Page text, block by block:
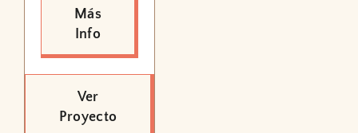
Más
Info
Ver
Proyecto